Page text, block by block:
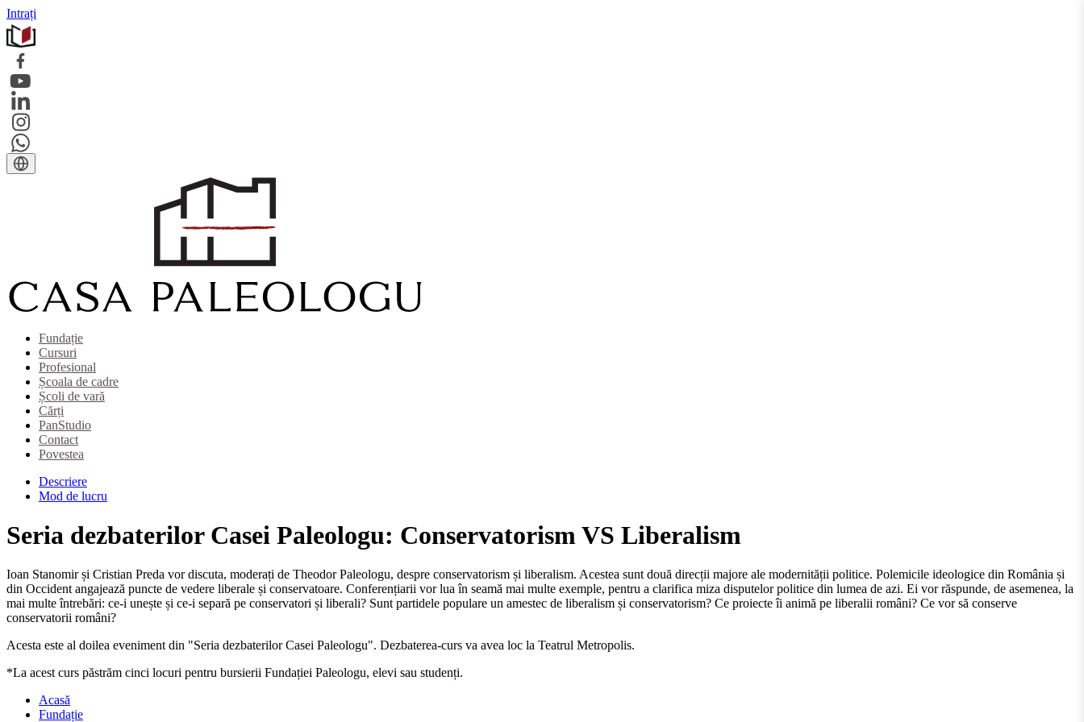
Intrați
Fundație
Cursuri
Profesional
Școala de cadre
Școli de vară
Cărți
PanStudio
Contact
Povestea
Descriere
Mod de lucru
Seria dezbaterilor Casei Paleologu: Conservatorism VS Liberalism
Ioan Stanomir și Cristian Preda vor discuta, moderați de Theodor Paleologu, despre conservatorism și liberalism. Acestea sunt două direcții majore ale modernității politice. Polemicile ideologice din România și
din Occident angajează puncte de vedere liberale și conservatoare. Conferențiarii vor lua în seamă mai multe exemple, pentru a clarifica miza disputelor politice din lumea de azi. Ei vor răspunde, de asemenea, la
mai multe întrebări: ce-i unește și ce-i separă pe conservatori și liberali? Sunt partidele populare un amestec de liberalism și conservatorism? Ce proiecte îi animă pe liberalii români? Ce vor să conserve
conservatorii români?
Acesta este al doilea eveniment din "Seria dezbaterilor Casei Paleologu". Dezbaterea-curs va avea loc la Teatrul Metropolis.
*La acest curs păstrăm cinci locuri pentru bursierii Fundației Paleologu, elevi sau studenți.
Acasă
Fundație